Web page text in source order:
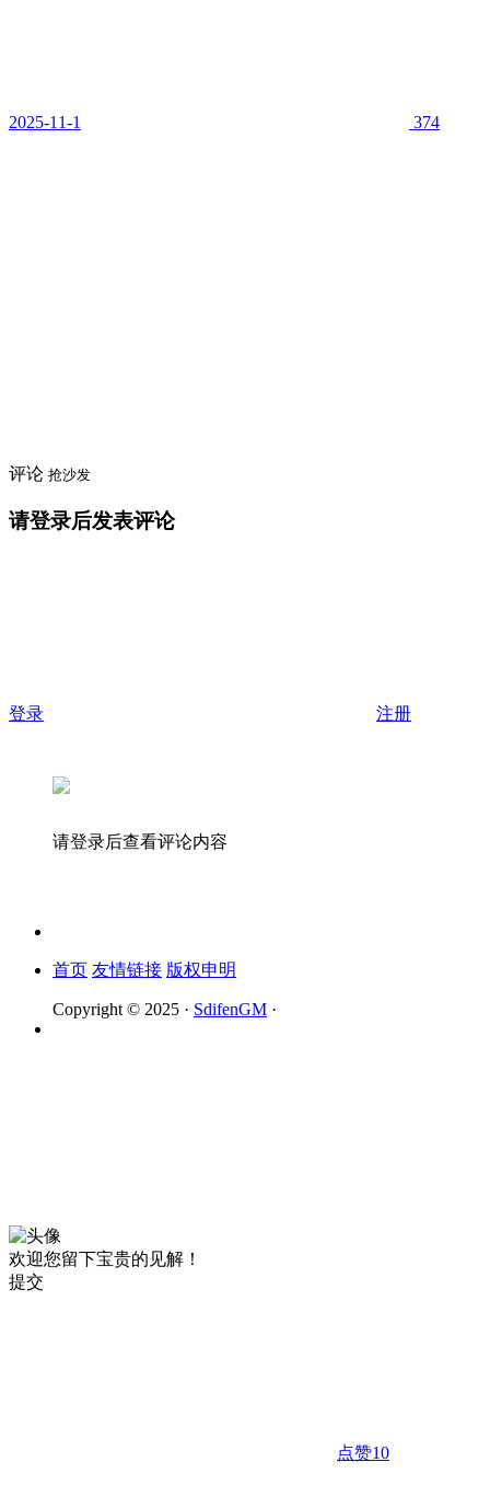
2025-11-1 374
评论 抢沙发
请登录后发表评论
登录 注册
请登录后查看评论内容
首页 友情链接 版权申明
Copyright © 2025 · SdifenGM ·
欢迎您留下宝贵的见解！
提交
点赞10